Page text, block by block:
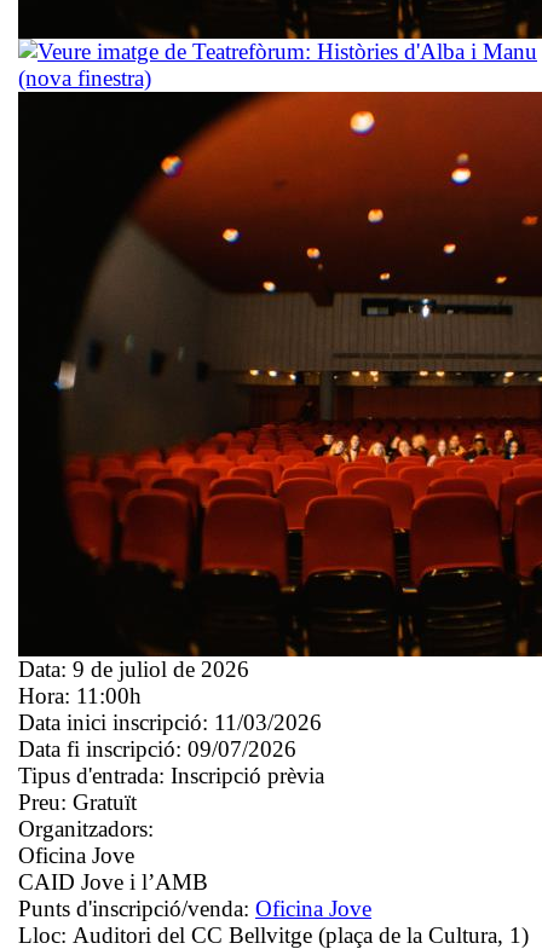
Data: 9 de juliol de 2026
Hora: 11:00h
Data inici inscripció: 11/03/2026
Data fi inscripció: 09/07/2026
Tipus d'entrada: Inscripció prèvia
Preu: Gratuït
Organitzadors:
Oficina Jove
CAID Jove i l’AMB
Punts d'inscripció/venda: Oficina Jove
Lloc: Auditori del CC Bellvitge (plaça de la Cultura, 1)